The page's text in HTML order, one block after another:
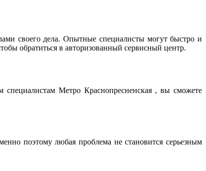
своего дела. Опытные специалисты могут быстро и
обратиться в авторизованный сервисный центр.
специалистам Метро Краснопресненская , вы сможете
поэтому любая проблема не становится серьезным